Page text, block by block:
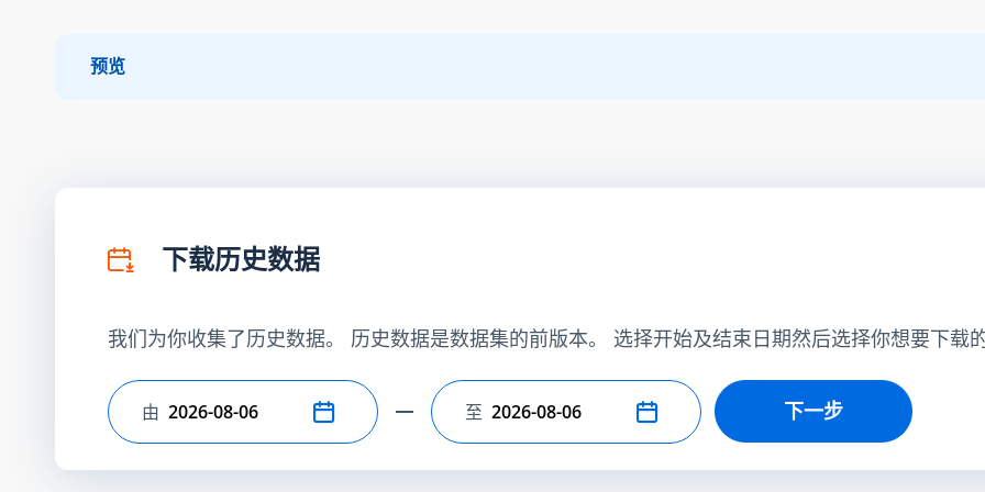
预览
下载历史数据
我们为你收集了历史数据。 历史数据是数据集的前版本。 选择开始及结束日期然后选择你想要下载
选择开始日期
由 选择结束日期
至 下一步